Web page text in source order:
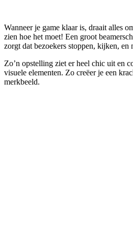
Wanneer je game klaar is, draait alles
zien hoe het moet! Een groot
zorgt dat bezoekers stoppen, kijken, en
Zo’n opstelling ziet er heel chic uit en
visuele elementen. Zo creëer je een
merkbeeld.